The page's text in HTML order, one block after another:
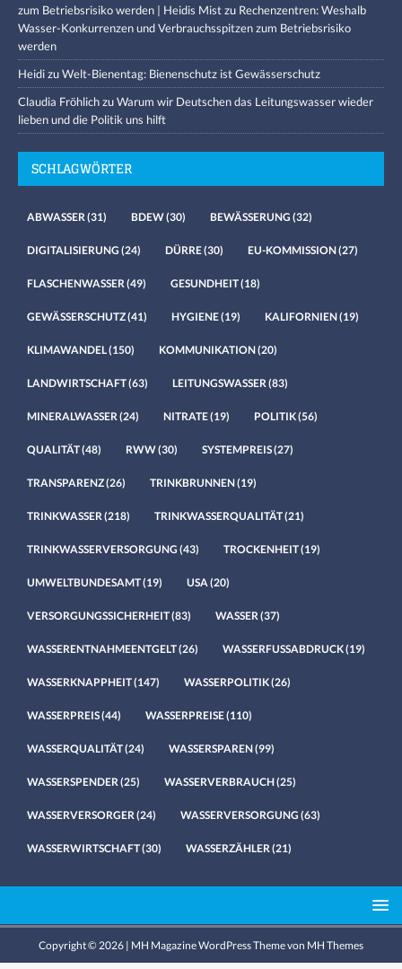
zum Betriebsrisiko werden | Heidis Mistzu Rechenzentren: Weshalb
Wasser-Konkurrenzen und Verbrauchsspitzen zum Betriebsrisiko
werden
HeidizuWelt-Bienentag: Bienenschutz ist Gewässerschutz
Claudia FröhlichzuWarum wir Deutschen das Leitungswasser wieder
lieben und die Politik uns hilft
SCHLAGWÖRTER
ABWASSER (31) BDEW(30) BEWÄSSERUNG (32)
DIGITALISIERUNG (24) DÜRRE(30) EU-KOMMISSION(27)
FLASCHENWASSER (49) GESUNDHEIT(18)
GEWÄSSERSCHUTZ(41) HYGIENE(19) KALIFORNIEN(19)
KLIMAWANDEL(150) KOMMUNIKATION(20)
LANDWIRTSCHAFT(63) LEITUNGSWASSER (83)
MINERALWASSER (24) NITRATE(19) POLITIK(56)
QUALITÄT(48) RWW(30) SYSTEMPREIS(27)
TRANSPARENZ(26) TRINKBRUNNEN(19)
TRINKWASSER (218) TRINKWASSERQUALITÄT(21)
TRINKWASSERVERSORGUNG (43) TROCKENHEIT(19)
UMWELTBUNDESAMT(19) USA (20)
VERSORGUNGSSICHERHEIT(83) WASSER (37)
WASSERENTNAHMEENTGELT(26) WASSERFUSSABDRUCK(19)
WASSERKNAPPHEIT(147) WASSERPOLITIK(26)
WASSERPREIS(44) WASSERPREISE(110)
WASSERQUALITÄT(24) WASSERSPAREN(99)
WASSERSPENDER (25) WASSERVERBRAUCH(25)
WASSERVERSORGER (24) WASSERVERSORGUNG (63)
WASSERWIRTSCHAFT(30) WASSERZÄHLER (21)
Copyright © 2026 | MH Magazine WordPress Theme von MH Themes